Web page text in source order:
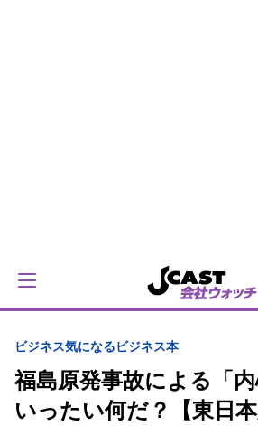
ビジネス気になるビジネス本
福島原発事故による「
いったい何だ？【東日